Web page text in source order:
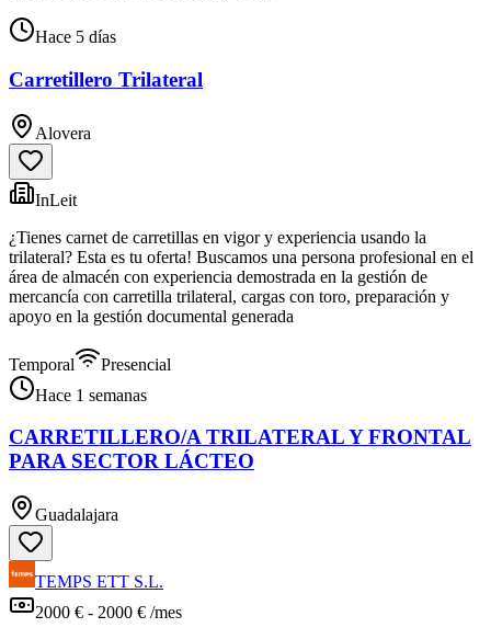
Hace 5 días
Carretillero Trilateral
Alovera
InLeit
¿Tienes carnet de carretillas en vigor y experiencia usando la
trilateral? Esta es tu oferta! Buscamos una persona profesional en el
área de almacén con experiencia demostrada en la gestión de
mercancía con carretilla trilateral, cargas con toro, preparación y
apoyo en la gestión documental generada
Temporal
Presencial
Hace 1 semanas
CARRETILLERO/A TRILATERAL Y FRONTAL
PARA SECTOR LÁCTEO
Guadalajara
TEMPS ETT S.L.
2000 € - 2000 € /mes